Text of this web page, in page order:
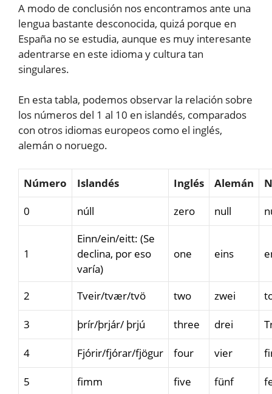
A modo de conclusión nos encontramos ante una
lengua bastante desconocida, quizá porque en
España no se estudia, aunque es muy interesante
adentrarse en este idioma y cultura tan
singulares.
En esta tabla, podemos observar la relación sobre
los números del 1 al 10 en islandés, comparados
con otros idiomas europeos como el inglés,
alemán o noruego.
Número Islandés Inglés Alemán
0
núll zero null
1
Einn/ein/eitt: (Se
declina, por eso
varía)
one eins
2 Tveir/tvær/tvö two zwei
3 þrír/þrjár/ þrjú three drei
4 Fjórir/fjórar/fjögur four vier
5 fimm five fünf